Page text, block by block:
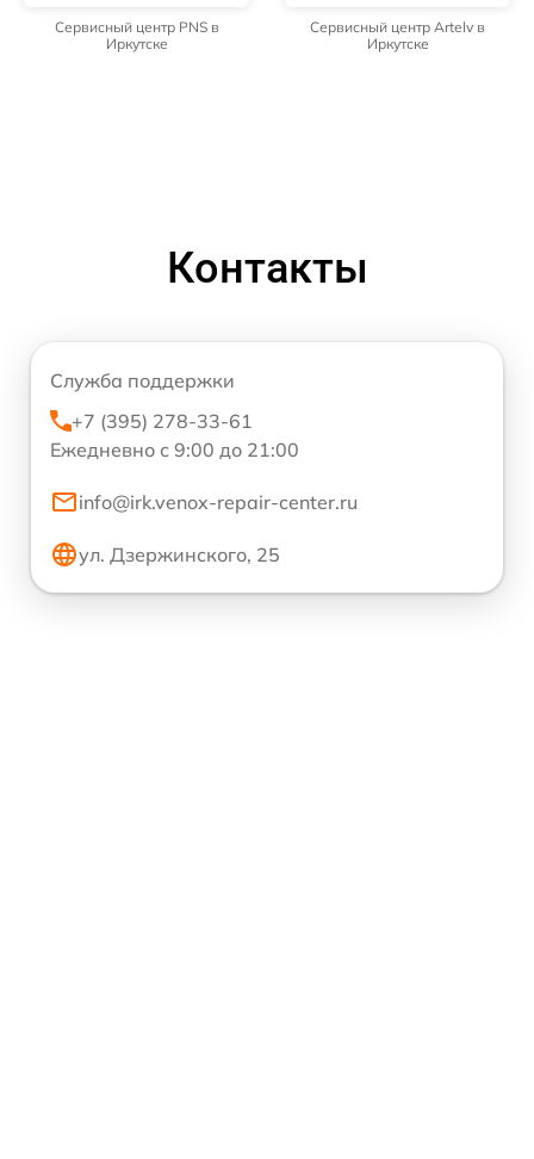
Сервисный центр PNS в
Иркутске
Сервисный центр Artelv в
Иркутске
Контакты
Служба поддержки
+7 (395) 278-33-61
Ежедневно с 9:00 до 21:00
info@irk.venox-repair-center.ru
ул. Дзержинского, 25